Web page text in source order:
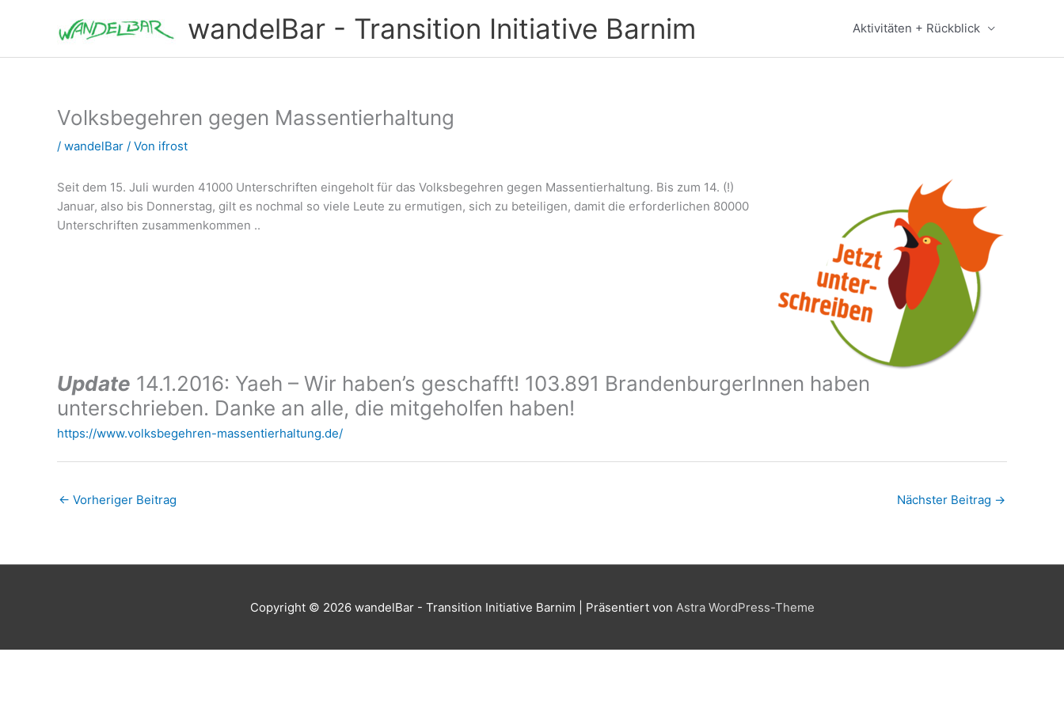
wandelBar - Transition Initiative Barnim Aktivitäten + Rückblick
Volksbegehren gegen Massentierhaltung
/ wandelBar / Von ifrost
Seit dem 15. Juli wurden 41000 Unterschriften eingeholt für das Volksbegehren gegen Massentierhaltung. Bis zum 14. (!)
Januar, also bis Donnerstag, gilt es nochmal so viele Leute zu ermutigen, sich zu beteiligen, damit die erforderlichen 80000
Unterschriften zusammenkommen ..
Update 14.1.2016: Yaeh – Wir haben’s geschafft! 103.891 BrandenburgerInnen haben
unterschrieben. Danke an alle, die mitgeholfen haben!
https://www.volksbegehren-massentierhaltung.de/
← Vorheriger Beitrag Nächster Beitrag →
Copyright © 2026 wandelBar - Transition Initiative Barnim | Präsentiert von Astra WordPress-Theme